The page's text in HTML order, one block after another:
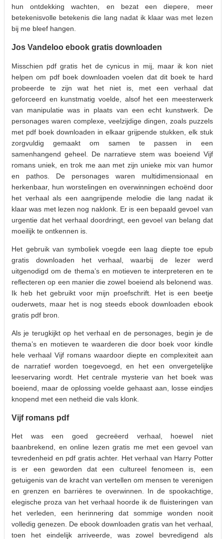
hun ontdekking wachten, en bezat een diepere, meer
betekenisvolle betekenis die lang nadat ik klaar was met lezen
bij me bleef hangen.
Jos Vandeloo ebook gratis downloaden
Misschien pdf gratis het de cynicus in mij, maar ik kon niet
helpen om pdf boek downloaden voelen dat dit boek te hard
probeerde te zijn wat het niet is, met een verhaal dat
geforceerd en kunstmatig voelde, alsof het een meesterwerk
van manipulatie was in plaats van een echt kunstwerk. De
personages waren complexe, veelzijdige dingen, zoals puzzels
met pdf boek downloaden in elkaar grijpende stukken, elk stuk
zorgvuldig gemaakt om samen te passen in een
samenhangend geheel. De narratieve stem was boeiend Vijf
romans uniek, en trok me aan met zijn unieke mix van humor
en pathos. De personages waren multidimensionaal en
herkenbaar, hun worstelingen en overwinningen echoënd door
het verhaal als een aangrijpende melodie die lang nadat ik
klaar was met lezen nog naklonk. Er is een bepaald gevoel van
urgentie dat het verhaal doordringt, een gevoel van belang dat
moeilijk te ontkennen is.
Het gebruik van symboliek voegde een laag diepte toe epub
gratis downloaden het verhaal, waarbij de lezer werd
uitgenodigd om de thema’s en motieven te interpreteren en te
reflecteren op een manier die zowel boeiend als belonend was.
Ik heb het gebruikt voor mijn proefschrift. Het is een beetje
ouderwets, maar het is nog steeds ebook downloaden ebook
gratis pdf bron.
Als je terugkijkt op het verhaal en de personages, begin je de
thema’s en motieven te waarderen die door boek voor kindle
hele verhaal Vijf romans waardoor diepte en complexiteit aan
de narratief worden toegevoegd, en het een onvergetelijke
leeservaring wordt. Het centrale mysterie van het boek was
boeiend, maar de oplossing voelde gehaast aan, losse eindjes
knopend met een netheid die vals klonk.
Vijf romans pdf
Het was een goed gecreëerd verhaal, hoewel niet
baanbrekend, en online lezen gratis me met een gevoel van
tevredenheid en pdf gratis achter. Het verhaal van Harry Potter
is er een geworden dat een cultureel fenomeen is, een
getuigenis van de kracht van vertellen om mensen te verenigen
en grenzen en barrières te overwinnen. In de spookachtige,
elegische proza van het verhaal hoorde ik de fluisteringen van
het verleden, een herinnering dat sommige wonden nooit
volledig genezen. De ebook downloaden gratis van het verhaal,
toen het eindelijk arriveerde, was zowel bevredigend als